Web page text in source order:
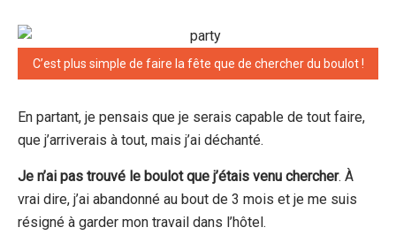
C’est plus simple de faire la fête que de chercher du boulot !
En partant, je pensais que je serais capable de tout faire,
que j’arriverais à tout, mais j’ai déchanté.
Je n’ai pas trouvé le boulot que j’étais venu chercher. À
vrai dire, j’ai abandonné au bout de 3 mois et je me suis
résigné à garder mon travail dans l’hôtel.